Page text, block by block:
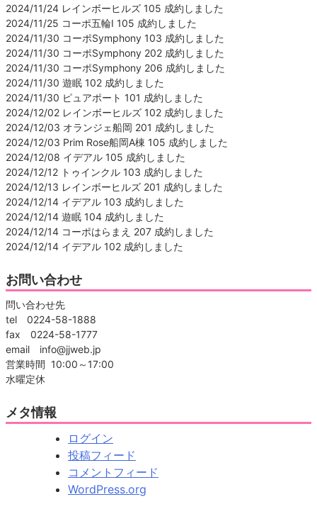
2024/11/24 レインボーヒルズ 105 成約しました
2024/11/25 コーポ五輪Ⅰ 105 成約しました
2024/11/30 コーポSymphony 103 成約しました
2024/11/30 コーポSymphony 202 成約しました
2024/11/30 コーポSymphony 206 成約しました
2024/11/30 遊眠 102 成約しました
2024/11/30 ピュアポート 101 成約しました
2024/12/02 レインボーヒルズ 102 成約しました
2024/12/03 オランジェ船岡 201 成約しました
2024/12/03 Prim Rose船岡A棟 105 成約しました
2024/12/08 イデアル 105 成約しました
2024/12/12 トゥインクル 103 成約しました
2024/12/13 レインボーヒルズ 201 成約しました
2024/12/14 イデアル 103 成約しました
2024/12/14 遊眠 104 成約しました
2024/12/14 コーポはらまえ 207 成約しました
2024/12/14 イデアル 102 成約しました
お問い合わせ
問い合わせ先
tel 0224-58-1888
fax 0224-58-1777
email info@jjweb.jp
営業時間 10:00～17:00
水曜定休
メタ情報
ログイン
投稿フィード
コメントフィード
WordPress.org